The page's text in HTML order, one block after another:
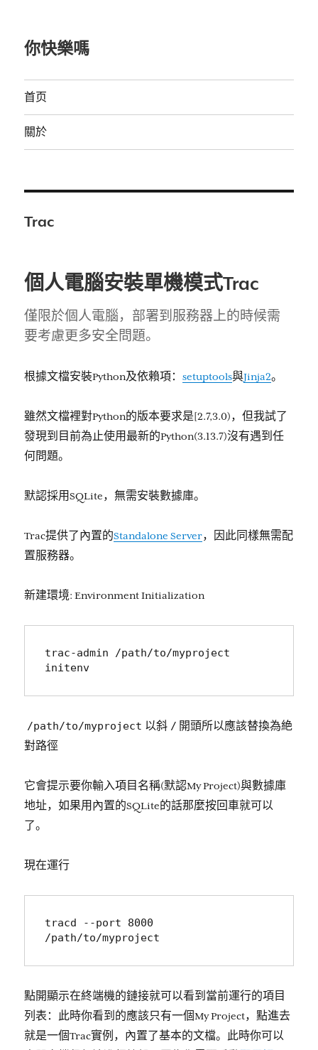
你快樂嗎
首页
關於
Trac
個人電腦安裝單機模式Trac
僅限於個人電腦，部署到服務器上的時候需
要考慮更多安全問題。
根據文檔安裝Python及依賴項：setuptools與Jinja2。
雖然文檔裡對Python的版本要求是[2.7,3.0)，但我試了
發現到目前為止使用最新的Python(3.13.7)沒有遇到任
何問題。
默認採用SQLite，無需安裝數據庫。
Trac提供了內置的Standalone Server，因此同樣無需配
置服務器。
新建環境: Environment Initialization
trac-admin /path/to/myproject
initenv
/path/to/myproject 以斜 / 開頭所以應該替換為絶
對路徑
它會提示要你輸入項目名稱(默認My Project)與數據庫
地址，如果用內置的SQLite的話那麼按回車就可以
了。
現在運行
tracd --port 8000
/path/to/myproject
點開顯示在終端機的鏈接就可以看到當前運行的項目
列表：此時你看到的應該只有一個My Project，點進去
就是一個Trac實例，內置了基本的文檔。此時你可以